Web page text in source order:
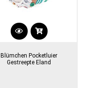
Blümchen Pocketluier
Gestreepte Eland